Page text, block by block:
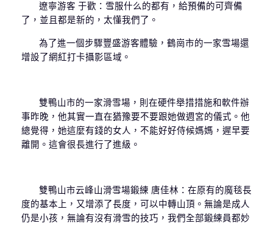
遼寧游客 于歡：雪服什么的都有，給預備的可齊備
了，並且都是新的，太懂我們了。
為了進一個步驟豐盛游客體驗，鶴崗市的一家雪場還
增設了網紅打卡攝影區域。
雙鴨山市的一家滑雪場，則在硬件舉措措施和軟件辦
事昨晚，他其實一直在猶豫要不要跟她做週宮的儀式。他
總覺得，她這麼有錢的女人，不能好好侍候媽媽，遲早要
離開。這會很長進行了進級。
雙鴨山市云峰山滑雪場鍛練 唐佳林：在原有的魔毯長
度的基本上，又增添了長度，可以中轉山頂。無論是成人
仍是小孩，無論有沒有滑雪的技巧，我們全部鍛練員都妙